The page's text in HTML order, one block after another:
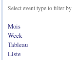
Select event type to filter by
Mois
Week
Tableau
Liste